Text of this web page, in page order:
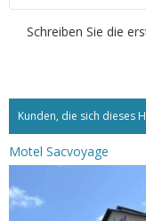
Schreiben Sie die
Kunden, die sich dieses
Motel Sacvoyage